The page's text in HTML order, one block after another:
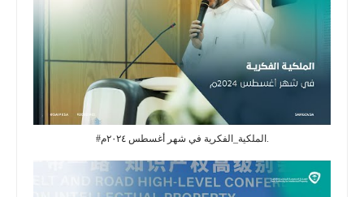
#الملكية_الفكرية في شهر أغسطس ٢٠٢٤م.